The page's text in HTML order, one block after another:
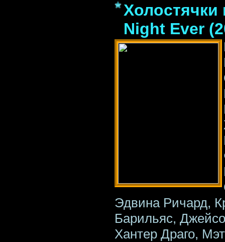
Холостячки
Night Ever
Эдвина Ричард,
Барильяс,
Хантер Драго,